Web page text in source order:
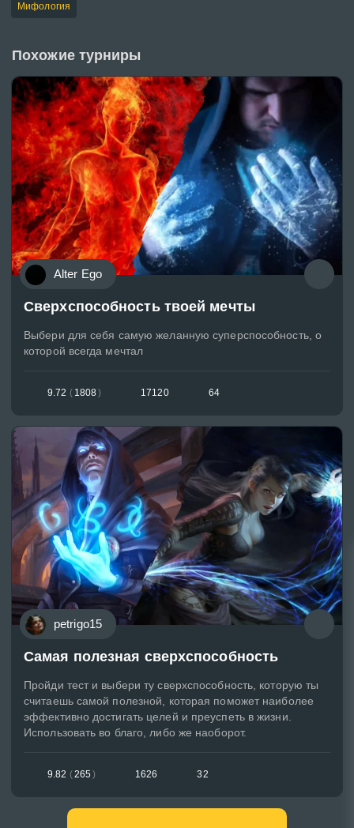
Мифология
Похожие турниры
Alter Ego
Сверхспособность твоей мечты
Выбери для себя самую желанную суперспособность, о
которой всегда мечтал
9.72 ( 1808) 17120 64
petrigo15
Самая полезная сверхспособность
Пройди тест и выбери ту сверхспособность, которую ты
считаешь самой полезной, которая поможет наиболее
эффективно достигать целей и преуспеть в жизни.
Использовать во благо, либо же наоборот.
9.82 (265 ) 1626 32